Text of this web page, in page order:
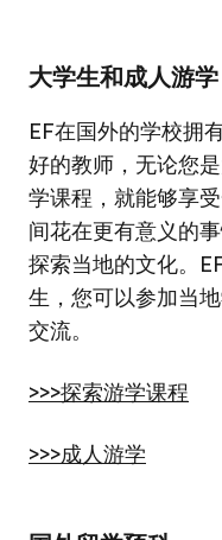
大学生和成人游学
EF在国外的学校拥
好的教师，无论您
学课程，就能够享
间花在更有意义的
探索当地的文化。
生，您可以参加当
交流。
>>>探索游学课程
>>>成人游学